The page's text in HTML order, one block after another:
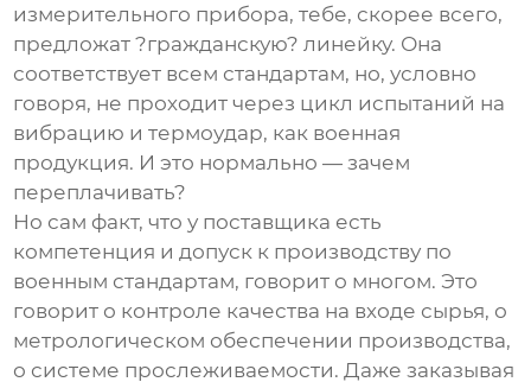
измерительного прибора, тебе, скорее всего,
предложат ?гражданскую? линейку. Она
соответствует всем стандартам, но, условно
говоря, не проходит через цикл испытаний на
вибрацию и термоудар, как военная
продукция. И это нормально — зачем
переплачивать?
Но сам факт, что у поставщика есть
компетенция и допуск к производству по
военным стандартам, говорит о многом. Это
говорит о контроле качества на входе сырья, о
метрологическом обеспечении производства,
о системе прослеживаемости. Даже заказывая